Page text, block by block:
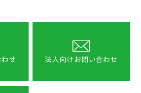
せ 法人向けお問い合わせ